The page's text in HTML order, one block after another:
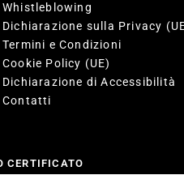
Whistleblowing
Dichiarazione sulla Privacy
Termini e Condizioni
Cookie Policy (UE)
Dichiarazione di Accessibilità
Contatti
CERTIFICATO